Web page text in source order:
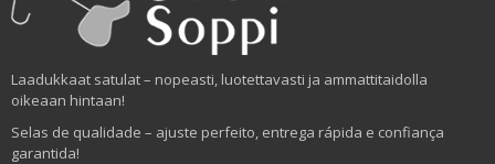
Laadukkaat satulat – nopeasti, luotettavasti ja ammattitaidolla
oikeaan hintaan!
Selas de qualidade – ajuste perfeito, entrega rápida e confiança
garantida!